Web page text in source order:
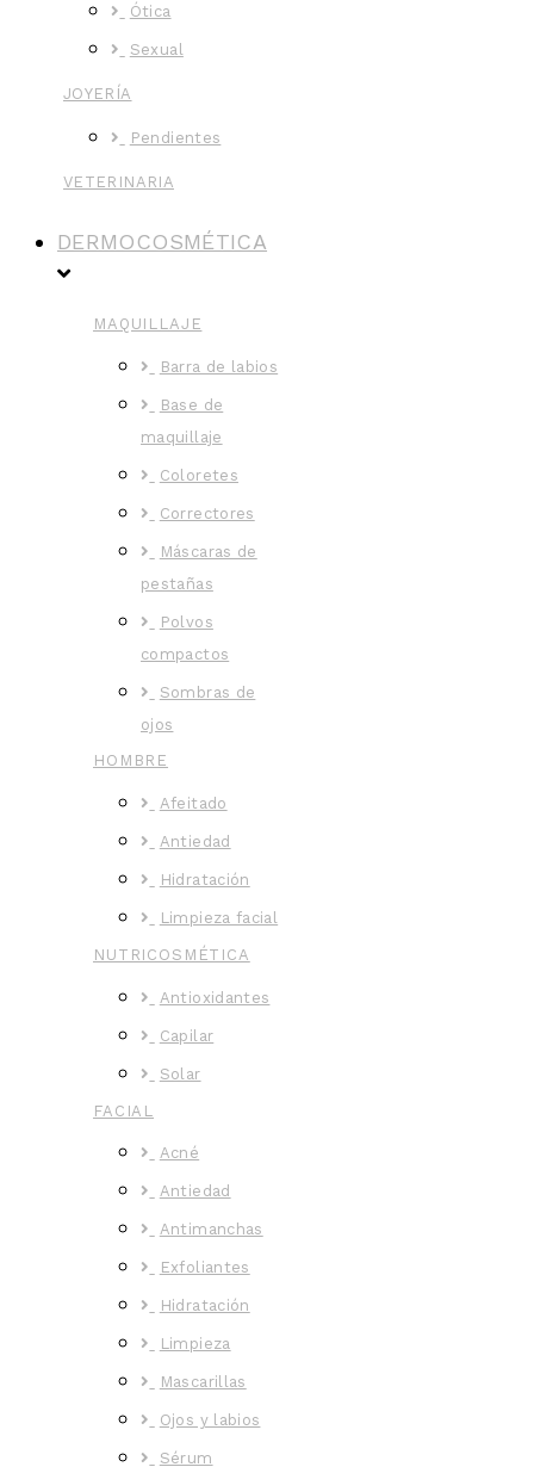
Ótica
Sexual
JOYERÍA
Pendientes
VETERINARIA
DERMOCOSMÉTICA
MAQUILLAJE
Barra de labios
Base de
maquillaje
Coloretes
Correctores
Máscaras de
pestañas
Polvos
compactos
Sombras de
ojos
HOMBRE
Afeitado
Antiedad
Hidratación
Limpieza facial
NUTRICOSMÉTICA
Antioxidantes
Capilar
Solar
FACIAL
Acné
Antiedad
Antimanchas
Exfoliantes
Hidratación
Limpieza
Mascarillas
Ojos y labios
Sérum